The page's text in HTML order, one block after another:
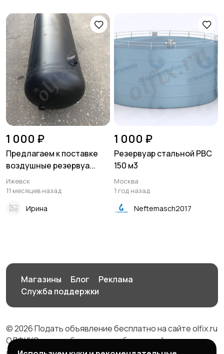
1 000 ₽
Предлагаем к поставке
воздушные резервуа...
Ижевск
11 месяцев назад
Ирина
1 000 ₽
Резервуар стальной РВС
150 м3
Москва
1 год назад
Neftemasch2017
Магазины Блог
Реклама
Служба поддержки
© 2026 Подать объявление бесплатно на сайте olfix.ru
ОЛФИКС - доска беспалтных объявлений от частных